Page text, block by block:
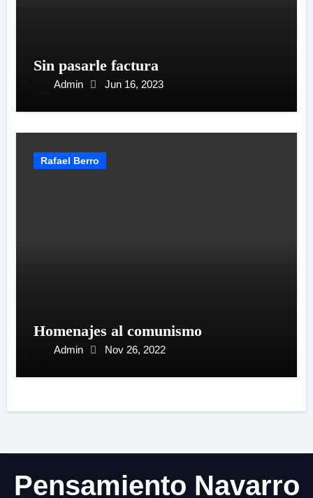
Sin pasarle factura
Admin Jun 16, 2023
Rafael Berro
Homenajes al comunismo
Admin Nov 26, 2022
Pensamiento Navarro